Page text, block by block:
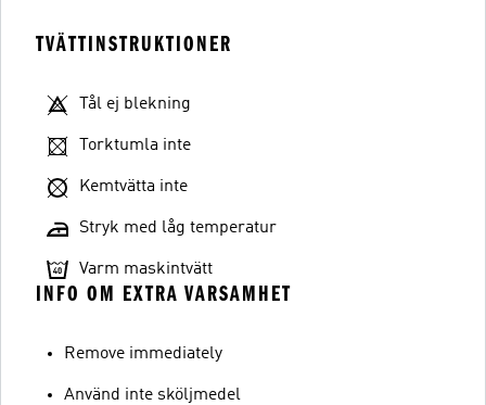
TVÄTTINSTRUKTIONER
Tål ej blekning
Torktumla inte
Kemtvätta inte
Stryk med låg temperatur
Varm maskintvätt
INFO OM EXTRA VARSAMHET
Remove immediately
Använd inte sköljmedel